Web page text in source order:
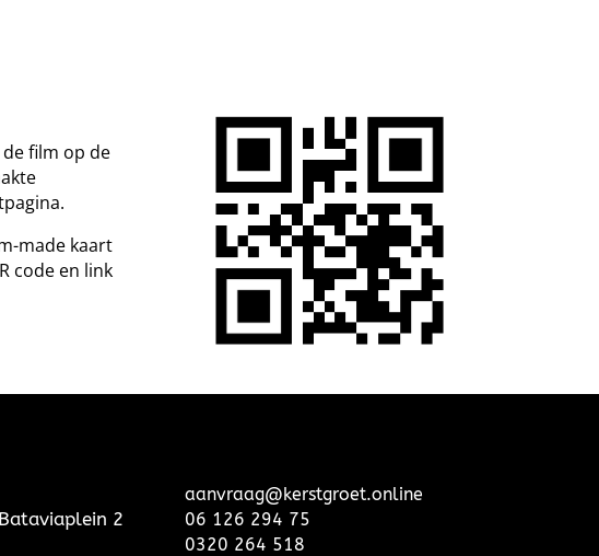
film op de
made kaart
code en link
2
aanvraag@kerstgroet.online
06 126 294 75
0320 264 518